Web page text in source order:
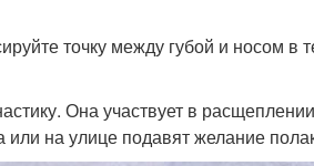
точку между губой и носом
Она участвует в
или на улице подавят желание